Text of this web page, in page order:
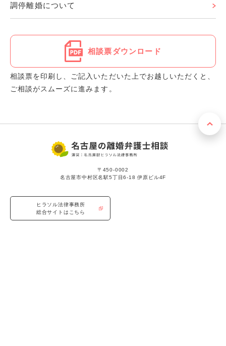
調停離婚について
相談票ダウンロード
相談票を印刷し、ご記入いただいた上でお越しいただくと、
ご相談がスムーズに進みます。
〒450-0002
名古屋市中村区名駅5丁目6-18 伊原ビル4F
ヒラソル法律事務所
総合サイトはこちら